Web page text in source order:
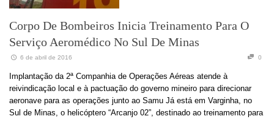
Corpo De Bombeiros Inicia Treinamento Para O
Serviço Aeromédico No Sul De Minas
6 de abril de 2016 0
Implantação da 2ª Companhia de Operações Aéreas atende à
reivindicação local e à pactuação do governo mineiro para direcionar
aeronave para as operações junto ao Samu Já está em Varginha, no
Sul de Minas, o helicóptero “Arcanjo 02”, destinado ao treinamento para